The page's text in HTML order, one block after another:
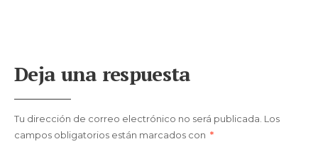
Deja una respuesta
Tu dirección de correo electrónico no será publicada. Los
campos obligatorios están marcados con *